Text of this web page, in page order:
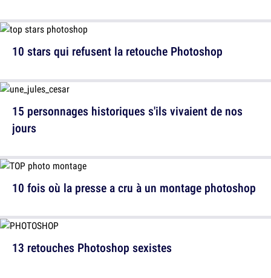
15 personnages historiques s'ils vivaient de nos
jours
13 retouches Photoshop sexistes
10 stars qui refusent la retouche Photoshop
10 fois où la presse a cru à un montage photoshop